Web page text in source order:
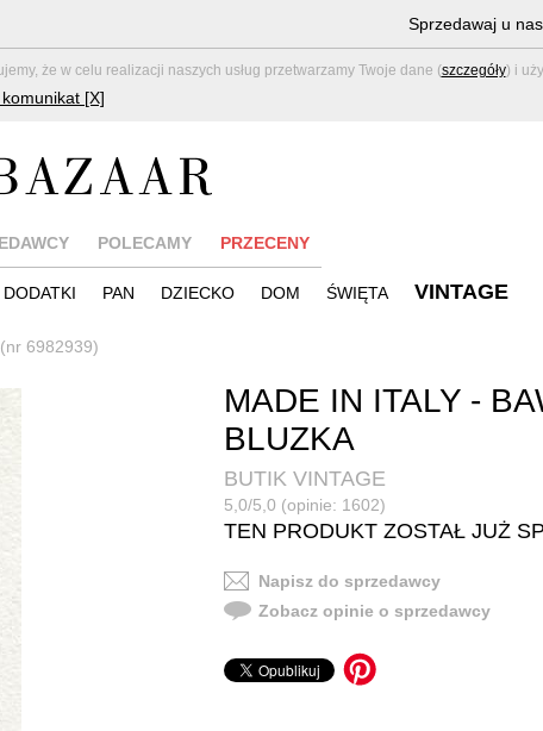
że w celu realizacji naszych usług przetwarzamy Twoje dane (szczegóły) i
[X]
Sprzedawaj u nas
POLECAMY PRZECENY
DODATKI PAN DZIECKO DOM ŚWIĘTA VINTAGE
6982939)
MADE IN ITALY -
BLUZKA
BUTIK VINTAGE
5,0/5,0 (opinie: 1602)
TEN PRODUKT ZOSTAŁ JUŻ
Napisz do sprzedawcy
Zobacz opinie o sprzedawcy